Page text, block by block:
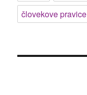
človekove pravice